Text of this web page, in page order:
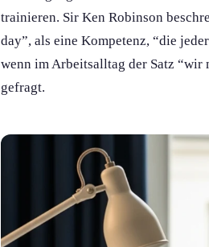
trainieren. Sir Ken Robinson
day”, als eine Kompetenz, “die
wenn im Arbeitsalltag der Satz
gefragt.